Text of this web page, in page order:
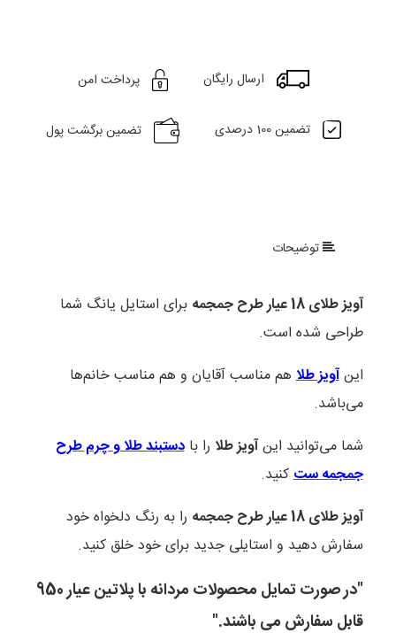
ارسال رایگان پرداخت امن
تضمین 100 درصدی تضمین برگشت پول
توضیحات
آویز طلای 18 عیار طرح جمجمه
برای استایل یانگ شما
طراحی شده است.
اینآویز طلاهم مناسب آقایان و هم مناسب خانم‌ها
می‌باشد.
شما می‌توانید اینآویز طلا را بادستبند طلا و چرم طرح
جمجمه ستکنید.
آویز طلای 18 عیار طرح جمجمه
را به رنگ دلخواه خود
سفارش دهید و استایلی جدید برای خود خلق کنید.
"در صورت تمایل محصولات مردانه با پلاتین عیار 950
قابل سفارش می باشند."